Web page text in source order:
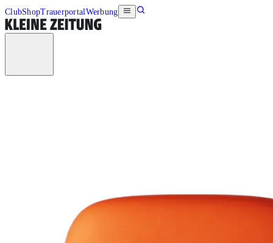
ClubShopTrauerportalWerbung